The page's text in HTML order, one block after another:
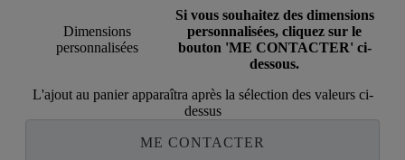
Dimensions
personnalisées
Si vous souhaitez des dimensions
personnalisées, cliquez sur le
bouton 'ME CONTACTER' ci-
dessous.
L'ajout au panier apparaîtra après la sélection des valeurs ci-
dessus
ME CONTACTER